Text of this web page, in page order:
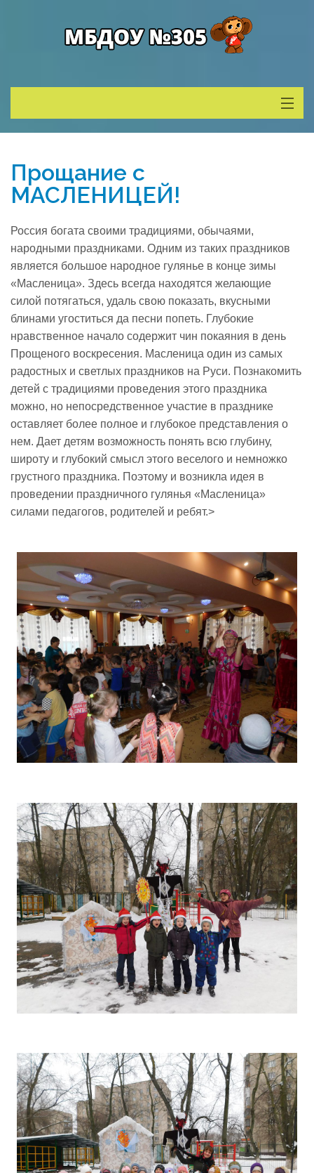
Деятельность
Родителям
Учитель года
Противодействие коррупции
Реализация соц заказа
Напишите нам
Прощание с
МАСЛЕНИЦЕЙ!
Россия богата своими традициями, обычаями,
народными праздниками. Одним из таких праздников
является большое народное гулянье в конце зимы
«Масленица». Здесь всегда находятся желающие
силой потягаться, удаль свою показать, вкусными
блинами угоститься да песни попеть. Глубокие
нравственное начало содержит чин покаяния в день
Прощеного воскресения. Масленица один из самых
радостных и светлых праздников на Руси. Познакомить
детей с традициями проведения этого праздника
можно, но непосредственное участие в празднике
оставляет более полное и глубокое представления о
нем. Дает детям возможность понять всю глубину,
широту и глубокий смысл этого веселого и немножко
грустного праздника. Поэтому и возникла идея в
проведении праздничного гулянья «Масленица»
силами педагогов, родителей и ребят.>